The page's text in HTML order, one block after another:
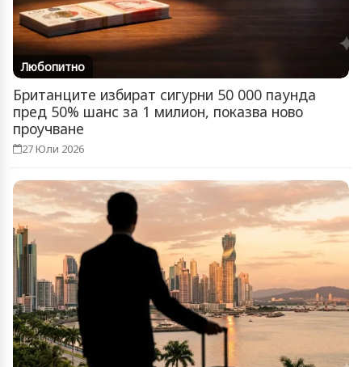
Любопитно
Британците избират сигурни 50 000 паунда
пред 50% шанс за 1 милион, показва ново
проучване
27 Юли 2026